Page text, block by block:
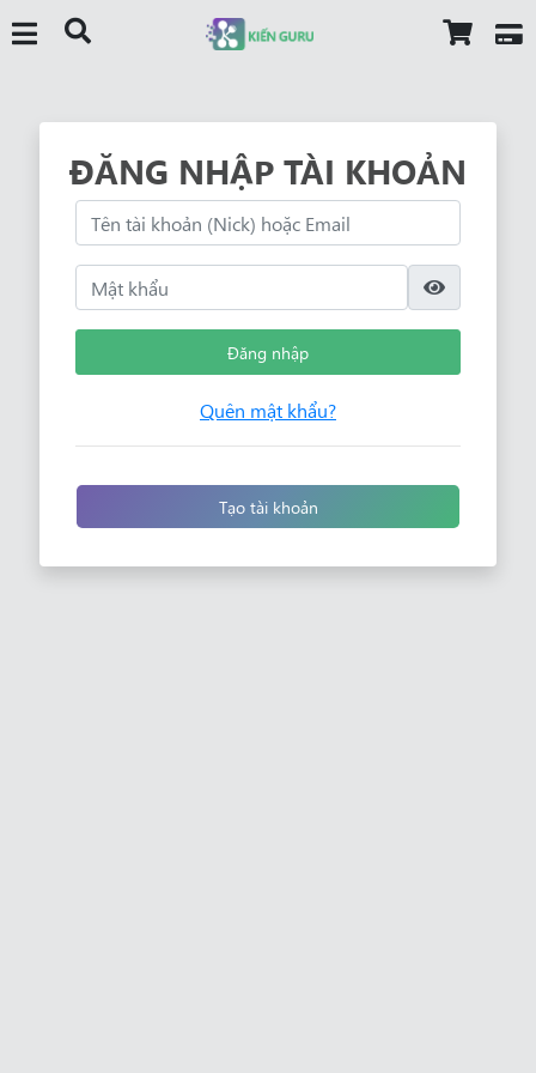
ĐĂNG NHẬP TÀI KHOẢN
Đăng nhập
Quên mật khẩu?
Tạo tài khoản